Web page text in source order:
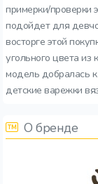
примерки/проверки
подойдет для
восторге этой
угольного цвета из
модель добралась
детские варежки
О бренде